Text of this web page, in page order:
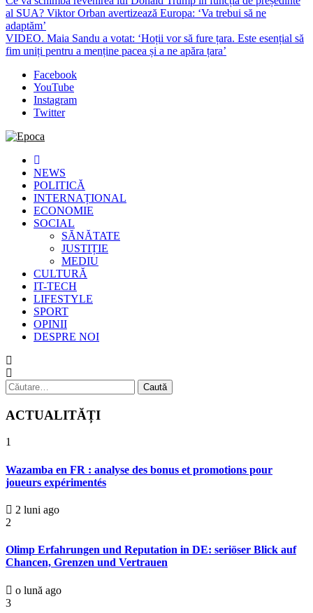
al SUA? Viktor Orban avertizează Europa: ‘Va trebui să ne
adaptăm’
VIDEO. Maia Sandu a votat: ‘Hoții vor să fure țara. Este esențial să
fim uniți pentru a menține pacea și a ne apăra țara’
Facebook
YouTube
Instagram
Twitter
Epoca
Cele mai noi știri online din România
NEWS
POLITICĂ
INTERNAȚIONAL
ECONOMIE
SOCIAL
SĂNĂTATE
JUSTIȚIE
MEDIU
CULTURĂ
IT-TECH
LIFESTYLE
SPORT
OPINII
DESPRE NOI
Caută
după:
ACTUALITĂȚI
1
Wazamba en FR : analyse des bonus et promotions pour
joueurs expérimentés
2 luni ago
2
Olimp Erfahrungen und Reputation in DE: seriöser Blick auf
Chancen, Grenzen und Vertrauen
o lună ago
3